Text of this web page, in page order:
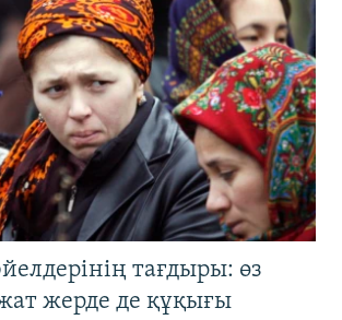
тағдыры: өз
жерде де құқығы